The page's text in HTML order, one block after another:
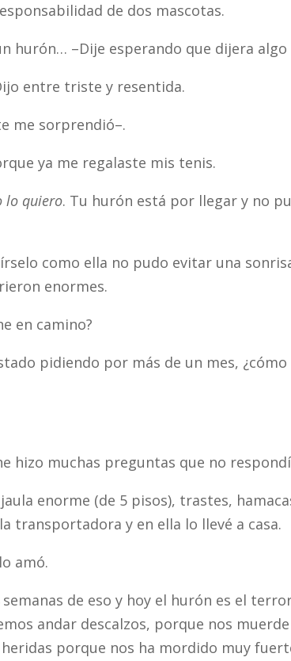
de dos mascotas.
hurón… –Dije esperando que dijera
entre triste y resentida.
me sorprendió–.
ya me regalaste mis tenis.
lo quiero. Tu hurón está por llegar y no
como ella no pudo evitar una
enormes.
en camino?
pidiendo por más de un mes,
hizo muchas preguntas que no
enorme (de 5 pisos), trastes,
transportadora y en ella lo llevé a casa.
amó.
de eso y hoy el hurón es el
andar descalzos, porque nos
porque nos ha mordido muy